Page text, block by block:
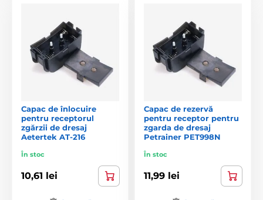
Capac de înlocuire
pentru receptorul
zgărzii de dresaj
Aetertek AT-216
În stoc
10,61 lei
Capac de rezervă
pentru receptor pentru
zgarda de dresaj
Petrainer PET998N
În stoc
11,99 lei